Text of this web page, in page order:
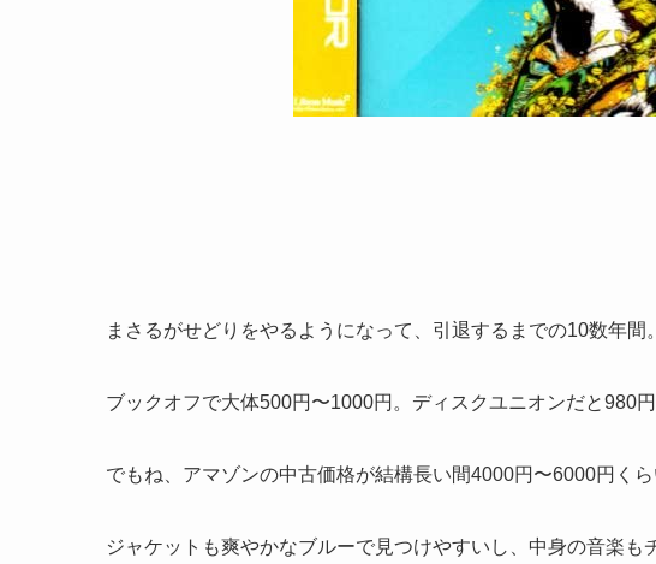
まさるがせどりをやるようになって、引退するまでの10数年間
ブックオフで大体500円〜1000円。ディスクユニオンだと980円
でもね、アマゾンの中古価格が結構長い間4000円〜6000円く
ジャケットも爽やかなブルーで見つけやすいし、中身の音楽も